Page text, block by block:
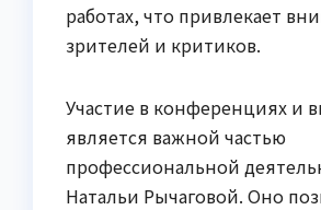
работах, что привлекает
зрителей и критиков.
Участие в конференциях и
является важной частью
профессиональной
Натальи Рычаговой. Оно